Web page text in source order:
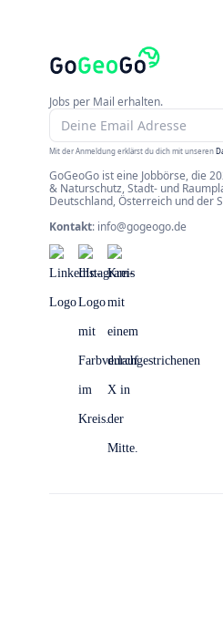
Jobs per Mail erhalten.
Mit der Anmeldung erklärst du dich mit unseren
GoGeoGo ist eine Jobbörse, die
& Naturschutz, Stadt- und
Deutschland, Österreich und der
Kontakt: info@gogeogo.de